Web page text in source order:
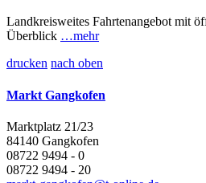
Landkreisweites Fahrtenangebot mit
Überblick …mehr
drucken nach oben
Markt Gangkofen
Marktplatz 21/23
84140 Gangkofen
08722 9494 - 0
08722 9494 - 20